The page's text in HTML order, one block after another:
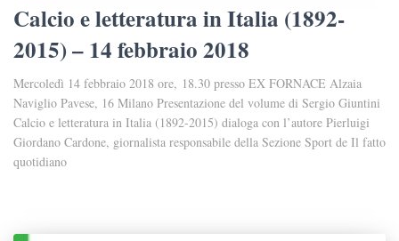
Calcio e letteratura in Italia (1892-
2015) – 14 febbraio 2018
Mercoledì 14 febbraio 2018 ore, 18.30 presso EX FORNACE Alzaia
Naviglio Pavese, 16 Milano Presentazione del volume di Sergio Giuntini
Calcio e letteratura in Italia (1892-2015) dialoga con l’autore Pierluigi
Giordano Cardone, giornalista responsabile della Sezione Sport de Il fatto
quotidiano